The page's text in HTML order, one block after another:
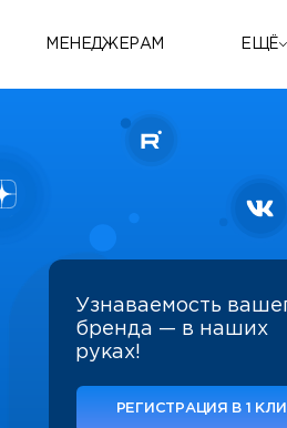
МЕНЕДЖЕРАМ ЕЩЁ
Узнаваемость
бренда — в наших
руках!
РЕГИСТРАЦИЯ В 1